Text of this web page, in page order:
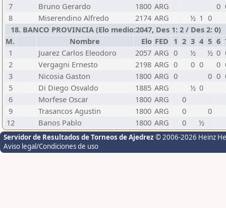
7
Bruno Gerardo 1800 ARG 0
8
Miserendino Alfredo 2174 ARG ½ 1 0
18. BANCO PROVINCIA (Elo medio:2047, Des 1: 2 / Des 2: 0)
M.
Nombre Elo FED 1 2 3 4 5 6
1
Juarez Carlos Eleodoro 2057 ARG 0 ½ ½ 0
2
Vergagni Ernesto 2198 ARG 0 0 0 0
3
Nicosia Gaston 1800 ARG 0 0 0
5
Di Diego Osvaldo 1885 ARG ½ 0
6
Morfese Oscar 1800 ARG
0
9
Trasancos Agustin 1800 ARG 0
0
12
Banos Pablo 1800 ARG 0 ½
Servidor de Resultados de Torneos de Ajedrez © 2006-2026 Heinz
Aviso legal/Condiciones de uso